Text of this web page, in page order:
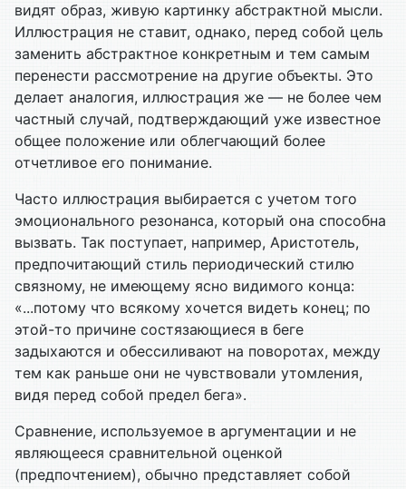
видят образ, живую картинку абстрактной мысли.
Иллюстрация не ставит, однако, перед собой цель
заменить абстрактное конкретным и тем самым
перенести рассмотрение на другие объекты. Это
делает аналогия, иллюстрация же — не более чем
частный случай, подтверждающий уже известное
общее положение или облегчающий более
отчетливое его понимание.
Часто иллюстрация выбирается с учетом того
эмоционального резонанса, который она способна
вызвать. Так поступает, например, Аристотель,
предпочитающий стиль периодический стилю
связному, не имеющему ясно видимого конца:
«...потому что всякому хочется видеть конец; по
этой-то причине состязающиеся в беге
задыхаются и обессиливают на поворотах, между
тем как раньше они не чувствовали утомления,
видя перед собой предел бега».
Сравнение, используемое в аргументации и не
являющееся сравнительной оценкой
(предпочтением), обычно представляет собой